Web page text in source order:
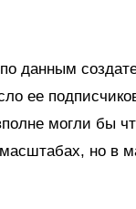
данным
ее
могли бы
но в